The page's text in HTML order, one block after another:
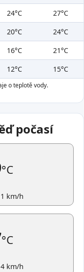
24°C
27°C
20°C
24°C
16°C
21°C
12°C 15°C
o teplotě vody.
počasí
°C
km/h
°C
km/h